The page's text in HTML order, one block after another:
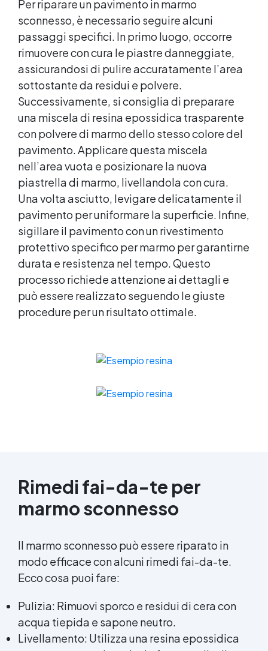
Per riparare un pavimento in marmo
sconnesso, è necessario seguire alcuni
passaggi specifici. In primo luogo, occorre
rimuovere con cura le piastre danneggiate,
assicurandosi di pulire accuratamente l’area
sottostante da residui e polvere.
Successivamente, si consiglia di preparare
una miscela di resina epossidica trasparente
con polvere di marmo dello stesso colore del
pavimento. Applicare questa miscela
nell’area vuota e posizionare la nuova
piastrella di marmo, livellandola con cura.
Una volta asciutto, levigare delicatamente il
pavimento per uniformare la superficie. Infine,
sigillare il pavimento con unrivestimento
protettivo specifico per marmo per garantirne
durata e resistenza nel tempo. Questo
processo richiede attenzione ai dettagli e
può essere realizzato seguendo le giuste
procedure per un risultato ottimale.
Rimedi fai-da-te per
marmo sconnesso
Il marmo sconnesso può essere riparato in
modo efficace con alcuni rimedi fai-da-te.
Ecco cosa puoi fare:
Pulizia: Rimuovi sporco e residui di cera con
acqua tiepida e sapone neutro.
Livellamento: Utilizza una resina epossidica